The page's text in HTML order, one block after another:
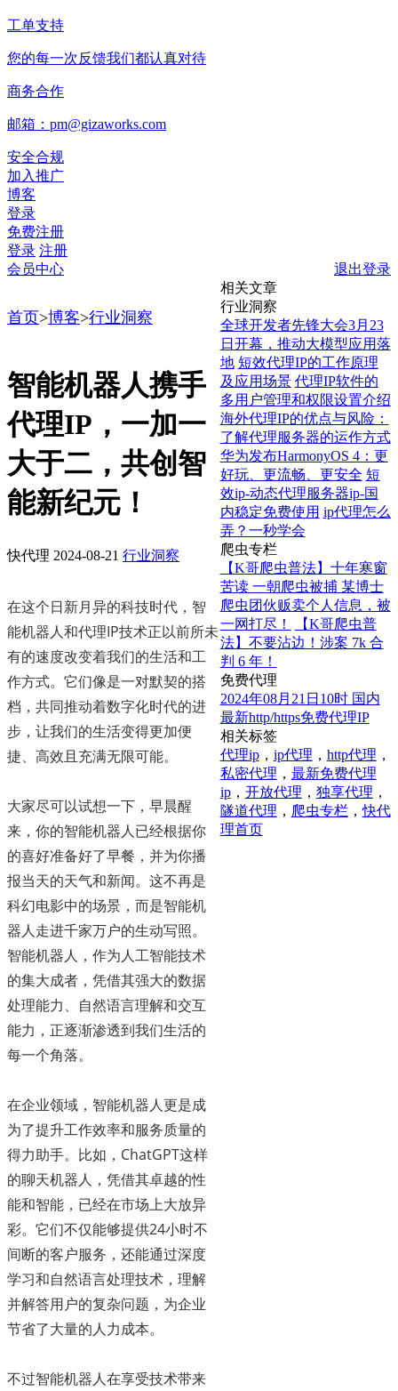
工单支持
您的每一次反馈我们都认真对待
商务合作
邮箱：pm@gizaworks.com
安全合规
加入推广
博客
登录
免费注册
登录 注册
会员中心
退出登录
首页>博客>行业洞察
智能机器人携手
代理IP，一加一
大于二，共创智
能新纪元！
快代理 2024-08-21 行业洞察
在这个日新月异的科技时代，智
能机器人和代理IP技术正以前所未
有的速度改变着我们的生活和工
作方式。它们像是一对默契的搭
档，共同推动着数字化时代的进
步，让我们的生活变得更加便
捷、高效且充满无限可能。
大家尽可以试想一下，早晨醒
来，你的智能机器人已经根据你
的喜好准备好了早餐，并为你播
报当天的天气和新闻。这不再是
科幻电影中的场景，而是智能机
器人走进千家万户的生动写照。
智能机器人，作为人工智能技术
的集大成者，凭借其强大的数据
处理能力、自然语言理解和交互
能力，正逐渐渗透到我们生活的
每一个角落。
在企业领域，智能机器人更是成
为了提升工作效率和服务质量的
得力助手。比如，ChatGPT这样
的聊天机器人，凭借其卓越的性
能和智能，已经在市场上大放异
彩。它们不仅能够提供24小时不
间断的客户服务，还能通过深度
学习和自然语言处理技术，理解
并解答用户的复杂问题，为企业
节省了大量的人力成本。
不过智能机器人在享受技术带来
相关文章
行业洞察
全球开发者先锋大会3月23
日开幕，推动大模型应用落
地 短效代理IP的工作原理
及应用场景 代理IP软件的
多用户管理和权限设置介绍
海外代理IP的优点与风险：
了解代理服务器的运作方式
华为发布HarmonyOS 4：更
好玩、更流畅、更安全 短
效ip-动态代理服务器ip-国
内稳定免费使用 ip代理怎么
弄？一秒学会
爬虫专栏
【K哥爬虫普法】十年寒窗
苦读 一朝爬虫被捕 某博士
爬虫团伙贩卖个人信息，被
一网打尽！
【K哥爬虫普
法】不要沾边！涉案 7k 合
判 6 年！
免费代理
2024年08月21日10时 国内
最新http/https免费代理IP
相关标签
代理ip， ip代理 ， http代理 ，
私密代理 ， 最新免费代理
ip， 开放代理 ， 独享代理 ，
隧道代理 ， 爬虫专栏，快代
理首页